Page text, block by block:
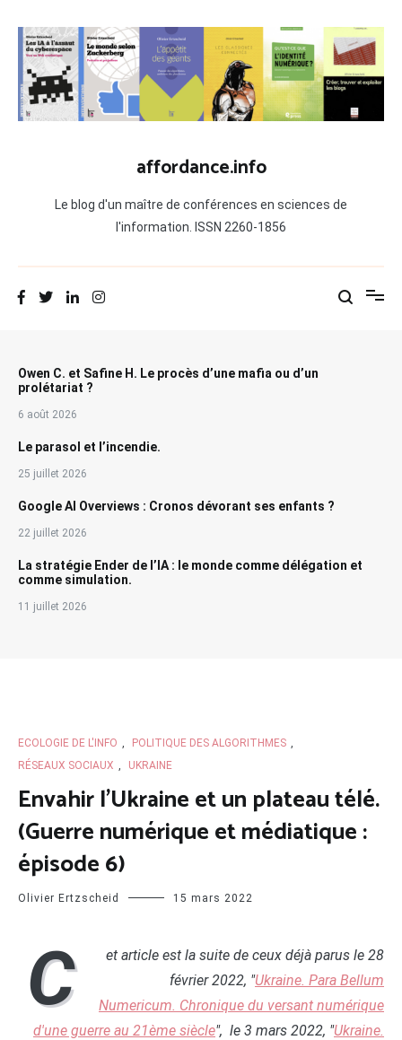
contenu
affordance.info
Le blog d'un maître de conférences en sciences de
l'information. ISSN 2260-1856
Owen C. et Safine H. Le procès d’une mafia ou d’un
prolétariat ?
6 août 2026
Le parasol et l’incendie.
25 juillet 2026
Google AI Overviews : Cronos dévorant ses enfants ?
22 juillet 2026
La stratégie Ender de l’IA : le monde comme délégation et
comme simulation.
11 juillet 2026
ECOLOGIE DE L'INFO POLITIQUE DES ALGORITHMES
RÉSEAUX SOCIAUX
UKRAINE
Envahir l’Ukraine et un plateau télé.
(Guerre numérique et médiatique :
épisode 6)
Olivier Ertzscheid 15 mars 2022
C et article est la suite de ceux déjà parus le 28
février 2022, "Ukraine. Para Bellum
Numericum. Chronique du versant numérique
d'une guerre au 21ème siècle", le 3 mars 2022, "Ukraine.